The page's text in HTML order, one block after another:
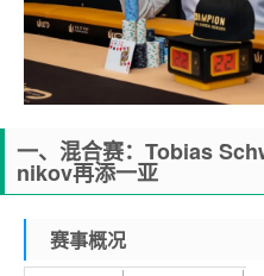
一、混合赛：Tobias
nikov再添一亚
赛事概况